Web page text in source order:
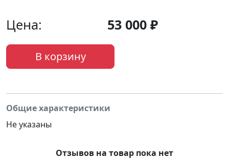
Цена: 53 000 ₽
В корзину
Общие характеристики
Не указаны
Отзывов на товар пока нет